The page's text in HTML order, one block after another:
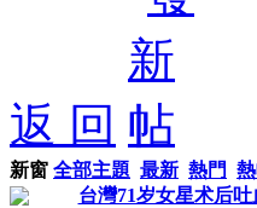
返 回
新窗 全部主題 最新 熱門
台灣71岁女星术后